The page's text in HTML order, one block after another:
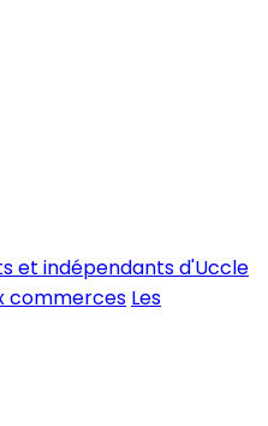
et indépendants d'Uccle
commerces Les